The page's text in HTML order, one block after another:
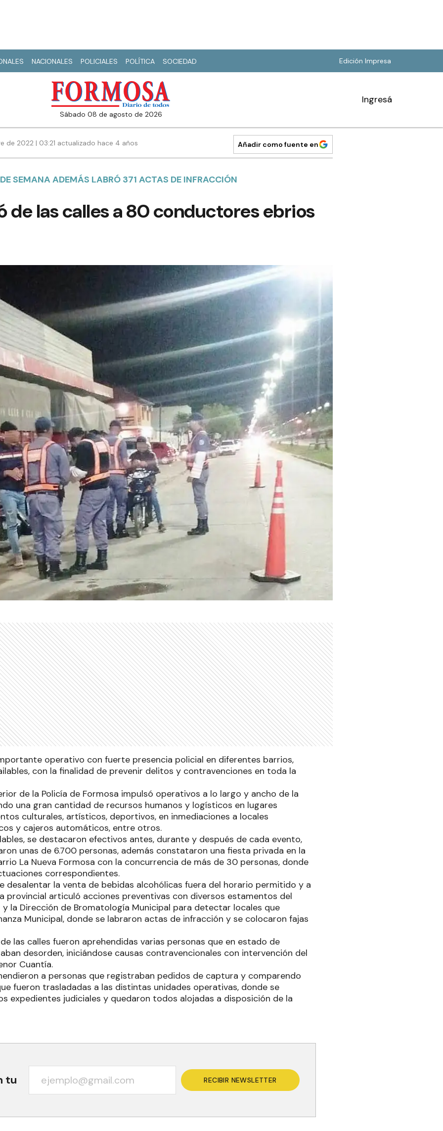
NACIONALES POLICIALES POLÍTICA SOCIEDAD Edición Impresa
sábado 08 de agosto de 2026
Ingresá
de 2022 | 03:21 actualizado hace 4 años Añadir como fuente en
SEMANA ADEMÁS LABRÓ 371 ACTAS DE INFRACCIÓN
de las calles a 80 conductores ebrios
operativo con fuerte presencia policial en diferentes barrios,
con la finalidad de prevenir delitos y contravenciones en toda la
de la Policía de Formosa impulsó operativos a lo largo y ancho de la
una gran cantidad de recursos humanos y logísticos en lugares
culturales, artísticos, deportivos, en inmediaciones a locales
y cajeros automáticos, entre otros.
se destacaron efectivos antes, durante y después de cada evento,
unas de 6.700 personas, además constataron una fiesta privada en la
La Nueva Formosa con la concurrencia de más de 30 personas, donde
correspondientes.
desalentar la venta de bebidas alcohólicas fuera del horario permitido y a
provincial articuló acciones preventivas con diversos estamentos del
la Dirección de Bromatología Municipal para detectar locales que
Municipal, donde se labraron actas de infracción y se colocaron fajas
las calles fueron aprehendidas varias personas que en estado de
desorden, iniciándose causas contravencionales con intervención del
Cuantía.
a personas que registraban pedidos de captura y comparendo
fueron trasladadas a las distintas unidades operativas, donde se
expedientes judiciales y quedaron todos alojadas a disposición de la
tu RECIBIR NEWSLETTER